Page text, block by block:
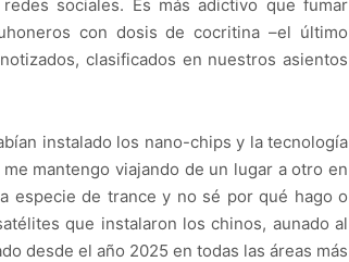
sociales. Es más adictivo que fumar
con dosis de cocritina –el último
clasificados en nuestros asientos
instalado los nano-chips y la tecnología
mantengo viajando de un lugar a otro en
especie de trance y no sé por qué hago o
que instalaron los chinos, aunado al
desde el año 2025 en todas las áreas más